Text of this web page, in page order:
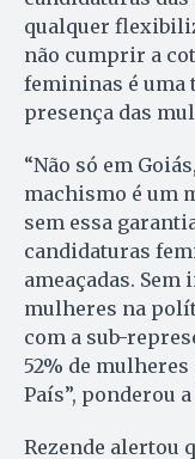
qualquer
não cumprir a
femininas é uma
presença das
“Não só em
machismo é um
sem essa
candidaturas
ameaçadas.
mulheres na
com a sub-
52% de
País”, ponderou
Rezende alertou